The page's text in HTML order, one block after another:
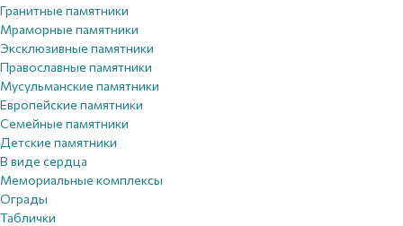
Гранитные памятники
Мраморные памятники
Эксклюзивные памятники
Православные памятники
Мусульманские памятники
Европейские памятники
Семейные памятники
Детские памятники
В виде сердца
Мемориальные комплексы
Ограды
Таблички